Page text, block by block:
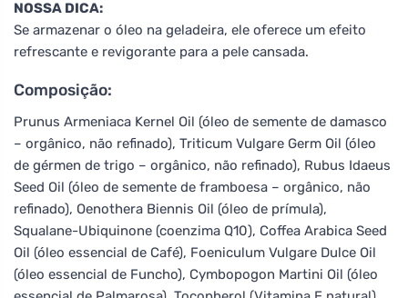
NOSSA DICA:
Se armazenar o óleo na geladeira, ele oferece um efeito
refrescante e revigorante para a pele cansada.
Composição:
Prunus Armeniaca Kernel Oil (óleo de semente de damasco
– orgânico, não refinado), Triticum Vulgare Germ Oil (óleo
de gérmen de trigo – orgânico, não refinado), Rubus Idaeus
Seed Oil (óleo de semente de framboesa – orgânico, não
refinado), Oenothera Biennis Oil (óleo de prímula),
Squalane-Ubiquinone (coenzima Q10), Coffea Arabica Seed
Oil (óleo essencial de Café), Foeniculum Vulgare Dulce Oil
(óleo essencial de Funcho), Cymbopogon Martini Oil (óleo